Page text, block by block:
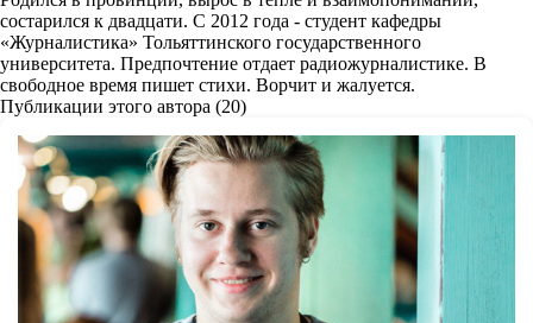
состарился к двадцати. С 2012 года - студент кафедры
«Журналистика» Тольяттинского государственного
университета. Предпочтение отдает радиожурналистике. В
свободное время пишет стихи. Ворчит и жалуется.
Публикации этого автора (20)